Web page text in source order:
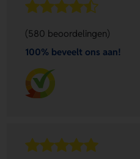
(580 beoordelingen)
100% beveelt ons aan!